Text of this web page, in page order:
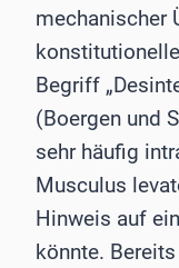
mechanischer
Begriff
(Boergen und
sehr häufig
Musculus
Hinweis auf
könnte.